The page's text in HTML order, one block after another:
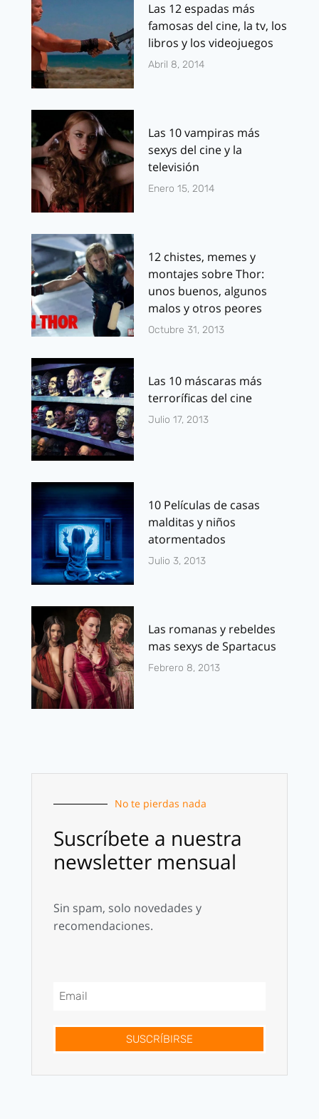
Las 12 espadas más
famosas del cine, la tv, los
libros y los videojuegos
Abril 8, 2014
Las 10 vampiras más
sexys del cine y la
televisión
Enero 15, 2014
12 chistes, memes y
montajes sobre Thor:
unos buenos, algunos
malos y otros peores
Octubre 31, 2013
Las 10 máscaras más
terroríficas del cine
Julio 17, 2013
10 Películas de casas
malditas y niños
atormentados
Julio 3, 2013
Las romanas y rebeldes
mas sexys de Spartacus
Febrero 8, 2013
No te pierdas nada
Suscríbete a nuestra
newsletter mensual
Sin spam, solo novedades y
recomendaciones.
SUSCRÍBIRSE